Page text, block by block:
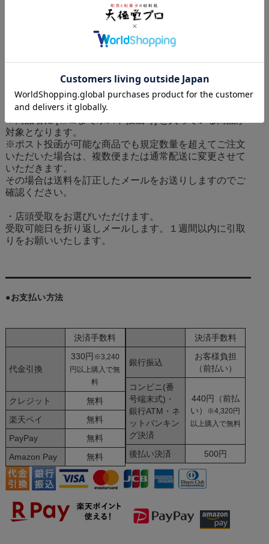
360円
※配送便ごとに送料を頂戴します。同梱可能な商品はま
※1配送につき合計金額10,800円以上で送料無料！
【ネコポスについて】ネコポスは小さな荷物をポスト投
函するサービスです。代金引換でのお支払いの場合はご
利用いただけません。
※商品名に [〇コまでポスト投函可] と入っている商品が
対象となります。
※ポスト投函が可能な商品でも規定数量を超えてご注文
いただいた場合は、複数便または通常配送に変更させて
いただきます。
その場合は送料を訂正したメールをお送りしますのでご
確認ください。
・店頭受取をお選びいただけます。
受取可能日を折り返しメールします。１週間以内に引取
りをお願いいたします。
●お支払い方法
決済手数料
代金引換
330円 ※3,240
円以上購入で無
料
クレジット
無料
楽天ペイ
無料
PayPay
無料
Amazon Pay
無料
決済手数料
銀行振込
お客様負担
（前払い）
コンビニ(番
号端末式)・
銀行ATM・ネ
ットバンキン
グ決済
440円（前払
い）
※4,320円
以上購入で無料
後払い決済 500円